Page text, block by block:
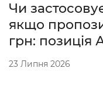
Чи
якщо
грн: позиція
23 Липня 2026